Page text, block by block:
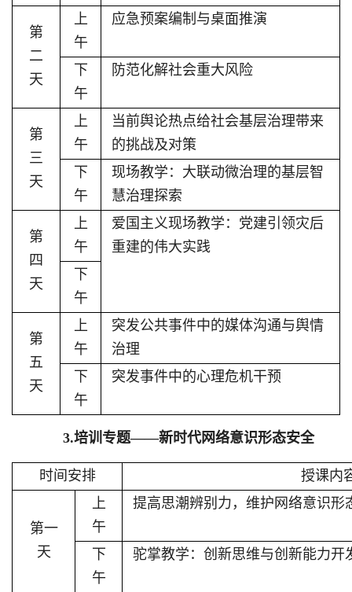
第
二
天
上
午
应急预案编制与桌面推演
下
午
防范化解社会重大风险
第
三
天
上
午
当前舆论热点给社会基层治理带来
的挑战及对策
下
午
现场教学：大联动微治理的基层智
慧治理探索
第
四
天
上
午
爱国主义现场教学：党建引领灾后
重建的伟大实践
下
午
第
五
天
上
午
突发公共事件中的媒体沟通与舆情
治理
下
午
突发事件中的心理危机干预
3.培训专题——新时代网络意识形态安全
时间安排 授课内
第一
天
上
午
提高思潮辨别力，维护网络意识形
下
午
驼掌教学：创新思维与创新能力开